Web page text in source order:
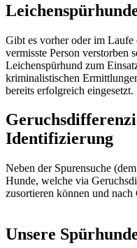
Gibt es vorher oder im Laufe
vermisste Person verstorben
Leichenspürhund zum
kriminalistischen
bereits erfolgreich eingesetzt.
Identifizierung
Neben der Spurensuche
Hunde, welche via
zusortieren können und nach
Unsere